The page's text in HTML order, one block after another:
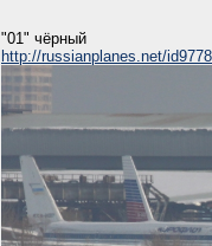
"01" чёрный
http://russianplanes.net/